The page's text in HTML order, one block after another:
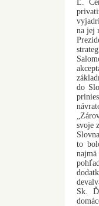
Ľ.
na jej
do
svoje
to
Sk.